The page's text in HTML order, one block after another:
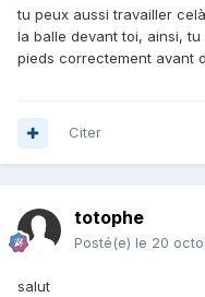
tu peux aussi travailler
la balle devant toi, ainsi,
pieds correctement avant
Citer
totophe
Posté(e) le 20
salut